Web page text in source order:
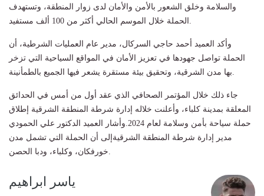
والسلامة وخلق الشعور بالأمن والأمان لدى زوار المنطقة، وتستهدف
وأكد العميد أحمد حاجي السركال، مدير عام العمليات الشرطية، أن
الحملة تواصل جهودها في تعزيز الأمان في المواقع السياحية التي تزخر
جاء ذلك خلال المؤتمر الصحافي الذي عقد أول من أمس في الحدائق
المعلقة بمدينة كلباء، وأعلنت خلاله إدارة شرطة المنطقة الشرقية إطلاق
حملة سياحة بأمن وسلامة لعام 2024.وأشار العميد الدكتور علي الحمودي
مدير إدارة شرطة المنطقة الشرقيةإلى أن الحملة التي تشمل مدن
ياسر ابراهيم